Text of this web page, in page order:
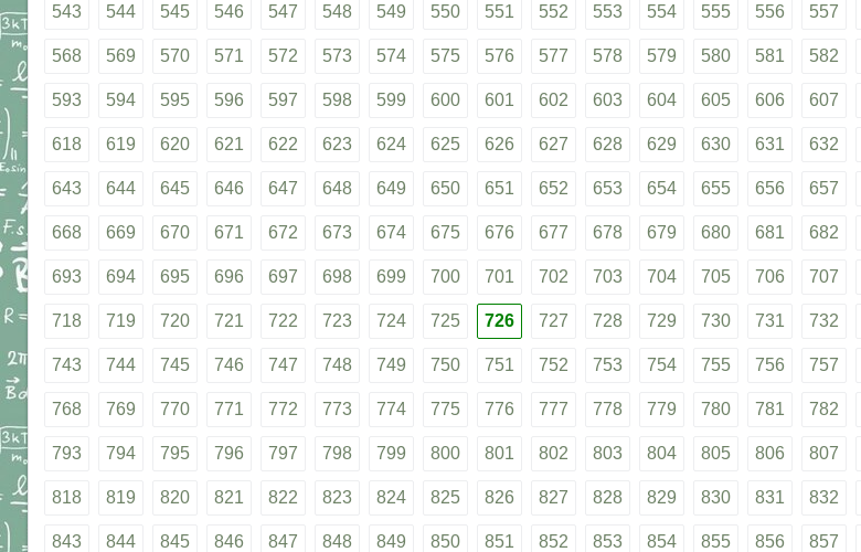
543 544 545 546 547 548 549 550 551 552 553 554 555 556 557
568 569 570 571 572 573 574 575 576 577 578 579 580 581 582
593 594 595 596 597 598 599 600 601 602 603 604 605 606 607
618 619 620 621 622 623 624 625 626 627 628 629 630 631 632
643 644 645 646 647 648 649 650 651 652 653 654 655 656 657
668 669 670 671 672 673 674 675 676 677 678 679 680 681 682
693 694 695 696 697 698 699 700 701 702 703 704 705 706 707
718 719 720 721 722 723 724 725 726 727 728 729 730 731 732
743 744 745 746 747 748 749 750 751 752 753 754 755 756 757
768 769 770 771 772 773 774 775 776 777 778 779 780 781 782
793 794 795 796 797 798 799 800 801 802 803 804 805 806 807
818 819 820 821 822 823 824 825 826 827 828 829 830 831 832
843 844 845 846 847 848 849 850 851 852 853 854 855 856 857